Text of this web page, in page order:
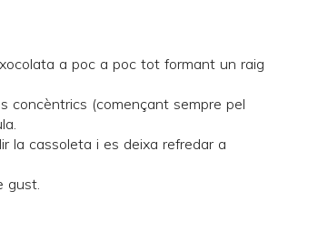
a poc a poc tot formant un raig
concèntrics (començant sempre pel
la cassoleta i es deixa refredar a
gust.